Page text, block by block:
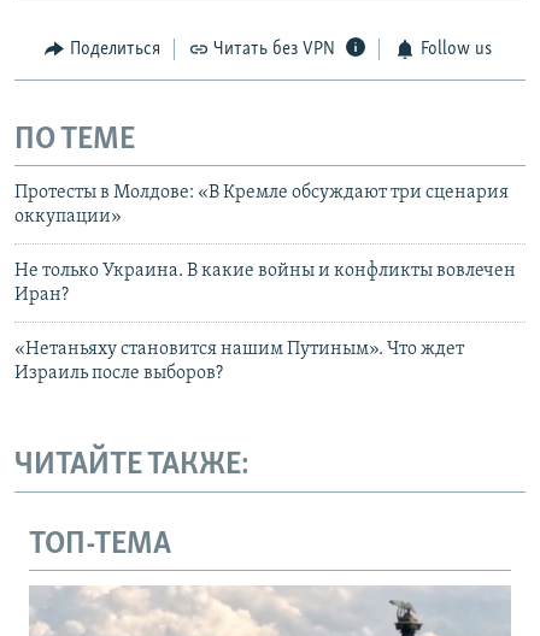
Поделиться Читать без VPN Follow us
ПО ТЕМЕ
Протесты в Молдове: «В Кремле обсуждают три сценария
оккупации»
Не только Украина. В какие войны и конфликты вовлечен
Иран?
«Нетаньяху становится нашим Путиным». Что ждет
Израиль после выборов?
ЧИТАЙТЕ ТАКЖЕ:
ТОП-ТЕМА